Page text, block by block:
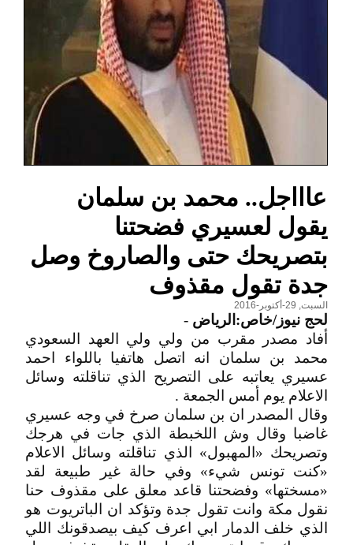
عاااجل.. محمد بن سلمان
يقول لعسيري فضحتنا
بتصريحك حتى والصاروخ وصل
جدة تقول مقذوف
السبت, 29-أكتوبر-2016
لحج نيوز/خاص:الرياض -
أفاد مصدر مقرب من ولي ولي العهد السعودي
محمد بن سلمان انه اتصل هاتفيا باللواء احمد
عسيري يعاتبه على التصريح الذي تناقلته وسائل
الاعلام يوم أمس الجمعة .
وقال المصدر ان بن سلمان صرخ في وجه عسيري
غاضبا وقال وش اللخبطة الذي جات في هرجك
وتصريحك «المهبول» الذي تناقلته وسائل الاعلام
«كنت تونس شيء» وفي حالة غير طبيعة لقد
«مسختها» وفضحتنا قاعد معلق على مقذوف حنا
نقول مكة وانت تقول جدة وتؤكد ان الباتريوت هو
الذي خلف الدمار ابي اعرف كيف بيصدقونك اللي